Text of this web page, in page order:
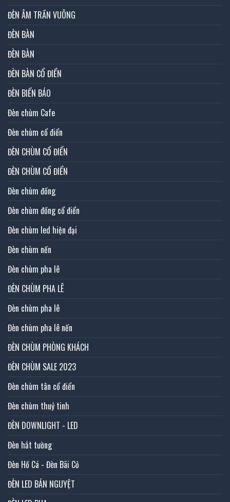
ĐÈN ÂM TRẦN VUÔNG
ĐÈN BÀN
ĐÈN BÀN
ĐÈN BÀN CỔ ĐIỂN
ĐÈN BIỂN BÁO
Đèn chùm Cafe
Đèn chùm cổ điển
ĐÈN CHÙM CỔ ĐIỂN
ĐÈN CHÙM CỔ ĐIỂN
Đèn chùm đồng
Đèn chùm đồng cổ điển
Đèn chùm led hiện đại
Đèn chùm nến
Đèn chùm pha lê
ĐÈN CHÙM PHA LÊ
Đèn chùm pha lê
Đèn chùm pha lê nến
ĐÈN CHÙM PHÒNG KHÁCH
ĐÈN CHÙM SALE 2023
Đèn chùm tân cổ điển
Đèn chùm thuỷ tinh
ĐÈN DOWNLIGHT - LED
Đèn hắt tường
Đèn Hồ Cá - Đèn Bãi Cỏ
ĐÈN LED BÁN NGUYỆT